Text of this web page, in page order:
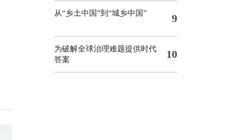
从“乡土中国”到“城乡中国” 9
为破解全球治理难题提供时代
答案
10